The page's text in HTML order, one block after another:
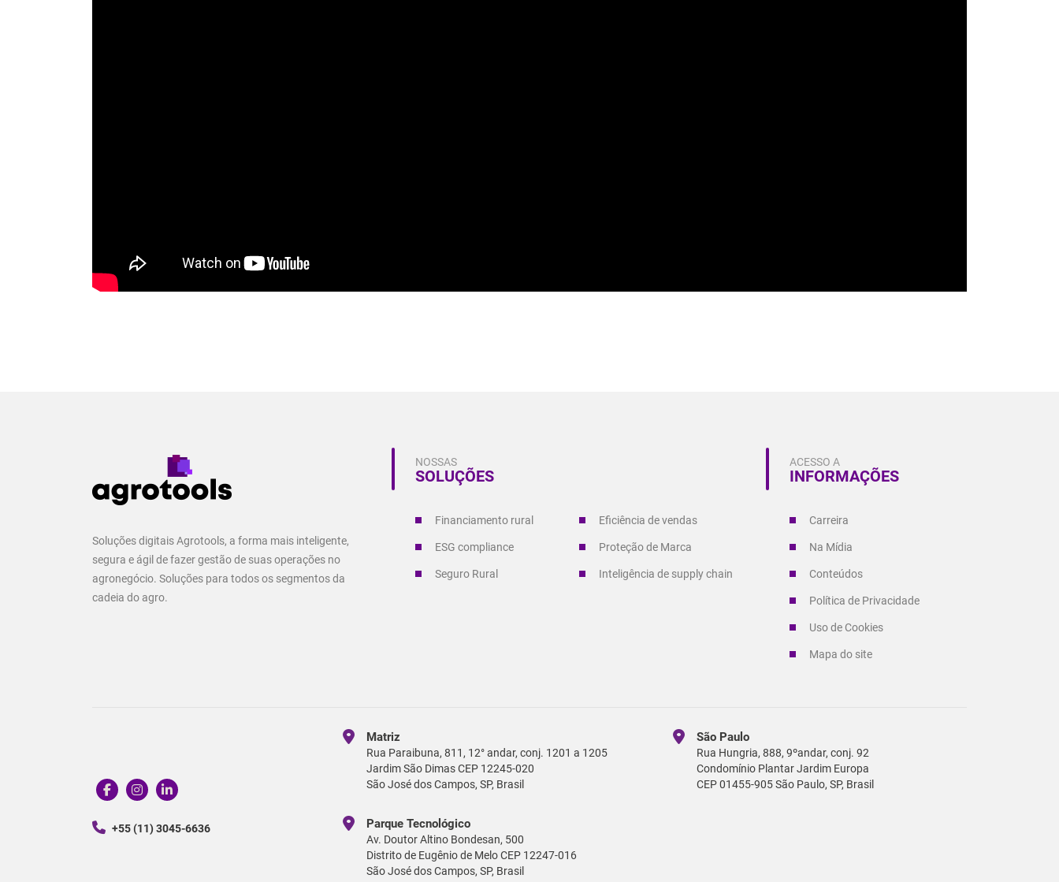
Soluções digitais Agrotools, a forma mais inteligente,
segura e ágil de fazer gestão de suas operações no
agronegócio. Soluções para todos os segmentos da
cadeia do agro.
NOSSAS
SOLUÇÕES
Financiamento rural Eficiência de vendas
ESG compliance Proteção de Marca
Seguro Rural Inteligência de supply chain
ACESSO A
INFORMAÇÕES
Carreira
Na Mídia
Conteúdos
Política de Privacidade
Uso de Cookies
Mapa do site
+55 (11) 3045-6636
Matriz
Rua Paraibuna, 811, 12° andar, conj. 1201 a 1205
Jardim São Dimas CEP 12245-020
São José dos Campos, SP, Brasil
São Paulo
Rua Hungria, 888, 9ºandar, conj. 92
Condomínio Plantar Jardim Europa
CEP 01455-905 São Paulo, SP, Brasil
Parque Tecnológico
Av. Doutor Altino Bondesan, 500
Distrito de Eugênio de Melo CEP 12247-016
São José dos Campos, SP, Brasil